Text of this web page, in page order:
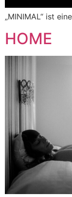
„MINIMAL“ ist
HOME